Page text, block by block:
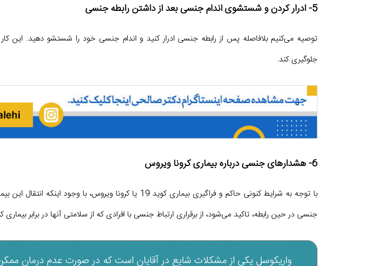
5- ادرار کردن و شستشوی اندام جنسی بعد از داشتن رابطه جنسی
توصیه می‌کنیم بلافاصله پس از رابطه جنسی ادرار کنید و اندام جنسی خود را شستشو دهید. این
جلوگیری کند.
6- هشدارهای جنسی درباره بیماری کرونا ویروس
با توجه به شرایط کنونی حاکم و فراگیری بیماری کوید 19 یا
جنسی در حین رابطه، تاکید می‌شود، از برقراری ارتباط جنسی با افرادی که از سلامتی آنها در برابر بیماری
واریکوسل یکی از مشکلات شایع در آقایان است که در صورت عدم درمان